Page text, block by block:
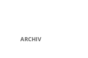
ARCHIV